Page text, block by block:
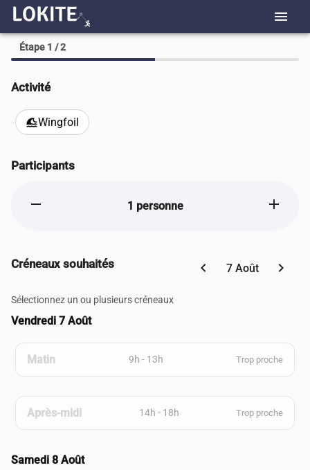
menu
Étape 1 / 2
Activité
tsunamiWingfoil
Participants
remove 1 personne add
Créneaux souhaités chevron_left 7 Août chevron_right
Sélectionnez un ou plusieurs créneaux
Vendredi 7 Août
Matin 9h - 13h Trop proche
Après-midi 14h - 18h Trop proche
Samedi 8 Août